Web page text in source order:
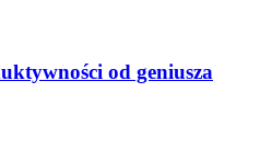
od geniusza